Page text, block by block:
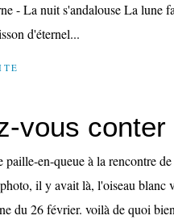
- La nuit s'andalouse La lune
d'éternel...
vous conter
paille-en-queue à la rencontre
il y avait là, l'oiseau blanc
du 26 février. voilà de quoi